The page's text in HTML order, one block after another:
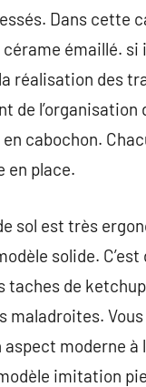
Dans cette
émaillé. si
réalisation des
de l’organisation
cabochon.
en place.
sol est très
solide. C’est
de ketchup
Vous
moderne à
imitation